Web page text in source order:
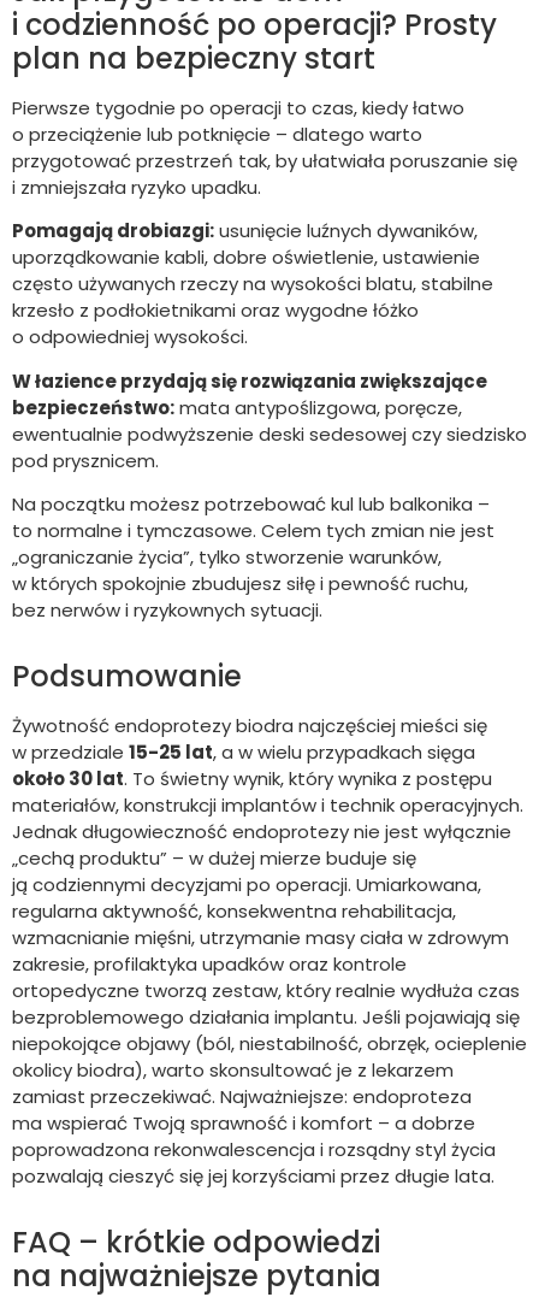
i codzienność po operacji? Prosty
plan na bezpieczny start
Pierwsze tygodnie po operacji to czas, kiedy łatwo
o przeciążenie lub potknięcie – dlatego warto
przygotować przestrzeń tak, by ułatwiała poruszanie się
i zmniejszała ryzyko upadku.
Pomagają drobiazgi:usunięcie luźnych dywaników,
uporządkowanie kabli, dobre oświetlenie, ustawienie
często używanych rzeczy na wysokości blatu, stabilne
krzesło z podłokietnikami oraz wygodne łóżko
o odpowiedniej wysokości.
W łazience przydają się rozwiązania zwiększające
bezpieczeństwo:mata antypoślizgowa, poręcze,
ewentualnie podwyższenie deski sedesowej czy siedzisko
pod prysznicem.
Na początku możesz potrzebować kul lub balkonika –
to normalne i tymczasowe. Celem tych zmian nie jest
„ograniczanie życia”, tylko stworzenie warunków,
w których spokojnie zbudujesz siłę i pewność ruchu,
bez nerwów i ryzykownych sytuacji.
Podsumowanie
Żywotność endoprotezy biodra najczęściej mieści się
w przedziale 15-25 lat, a w wielu przypadkach sięga
około 30 lat. To świetny wynik, który wynika z postępu
materiałów, konstrukcji implantów i technik operacyjnych.
Jednak długowieczność endoprotezy nie jest wyłącznie
„cechą produktu” – w dużej mierze buduje się
ją codziennymi decyzjami po operacji. Umiarkowana,
regularna aktywność, konsekwentna rehabilitacja,
wzmacnianie mięśni, utrzymanie masy ciała w zdrowym
zakresie, profilaktyka upadków oraz kontrole
ortopedyczne tworzą zestaw, który realnie wydłuża czas
bezproblemowego działania implantu. Jeśli pojawiają się
niepokojące objawy (ból, niestabilność, obrzęk, ocieplenie
okolicy biodra), warto skonsultować je z lekarzem
zamiast przeczekiwać. Najważniejsze: endoproteza
ma wspierać Twoją sprawność i komfort – a dobrze
poprowadzona rekonwalescencja i rozsądny styl życia
pozwalają cieszyć się jej korzyściami przez długie lata.
FAQ – krótkie odpowiedzi
na najważniejsze pytania